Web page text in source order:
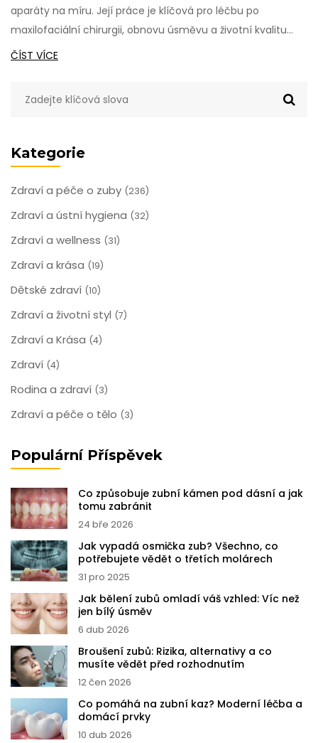
Kategorie
Zdraví a péče o zuby (236)
Zdraví a ústní hygiena (32)
Zdraví a wellness (31)
Zdraví a krása (19)
Dětské zdraví (10)
Zdraví a životní styl (7)
Zdraví a Krása (4)
Zdraví (4)
Rodina a zdraví (3)
Zdraví a péče o tělo (3)
Populární Příspěvek
Co způsobuje zubní kámen pod dásní a jak
tomu zabránit
24 bře 2026
Jak vypadá osmička zub? Všechno, co
potřebujete vědět o třetích molárech
31 pro 2025
Jak bělení zubů omladí váš vzhled: Víc než
jen bílý úsměv
6 dub 2026
Broušení zubů: Rizika, alternativy a co
musíte vědět před rozhodnutím
12 čen 2026
Co pomáhá na zubní kaz? Moderní léčba a
domácí prvky
10 dub 2026
aparáty na míru. Její práce je klíčová pro léčbu po
maxilofaciální chirurgii, obnovu úsměvu a životní kvalitu
pacientů. Víte, co všechno dělá za kulisami?
ČÍST VÍCE